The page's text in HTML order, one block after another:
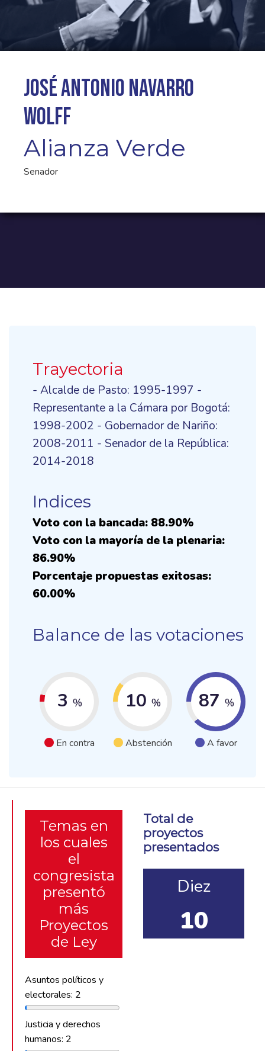
José Antonio Navarro
Wolff
Alianza Verde
Senador
Trayectoria
- Alcalde de Pasto: 1995-1997 -
Representante a la Cámara por Bogotá:
1998-2002 - Gobernador de Nariño:
2008-2011 - Senador de la República:
2014-2018
Indices
Voto con la bancada: 88.90%
Voto con la mayoría de la plenaria:
86.90%
Porcentaje propuestas exitosas:
60.00%
Balance de las votaciones
3 %
En contra
10 %
Abstención
87 %
A favor
Temas en
los cuales
el
congresista
presentó
más
Proyectos
de Ley
Asuntos políticos y
electorales: 2
Justicia y derechos
humanos: 2
Total de
proyectos
presentados
Diez
10